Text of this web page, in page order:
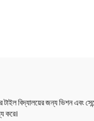
বিদ্যালয়ের জন্য ভিশন এবং
করে।